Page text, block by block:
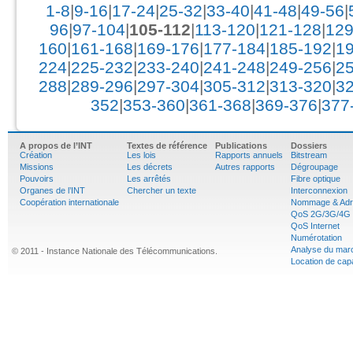
1-8|9-16|17-24|25-32|33-40|41-48|49-56|
96|97-104|105-112|113-120|121-128|
160|161-168|169-176|177-184|185-192|
224|225-232|233-240|241-248|249-256|
288|289-296|297-304|305-312|313-320|
352|353-360|361-368|369-376|
A propos de l’INT
Création
Missions
Pouvoirs
Organes de l’INT
Coopération internationale
Textes de référence
Les lois
Les décrets
Les arrêtés
Chercher un texte
Publications
Rapports annuels
Autres rapports
Dossiers
Bitstream
Dégroupage
Fibre optique
Interconnexion
Nommage &
QoS 2G/3G/4G
QoS Internet
Numérotation
Analyse du
Location de
© 2011 - Instance Nationale des Télécommunications.